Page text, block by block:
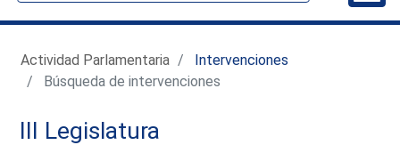
Actividad Parlamentaria
Intervenciones
Búsqueda de intervenciones
III Legislatura